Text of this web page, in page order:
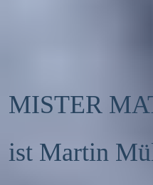
MISTER
ist Martin